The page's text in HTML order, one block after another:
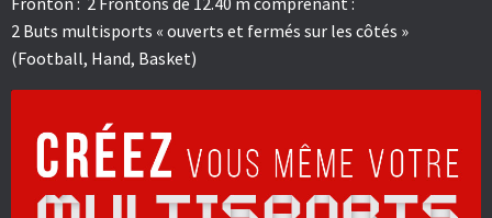
2 Buts multisports « ouverts et fermés sur les côtés »
(Football, Hand, Basket)